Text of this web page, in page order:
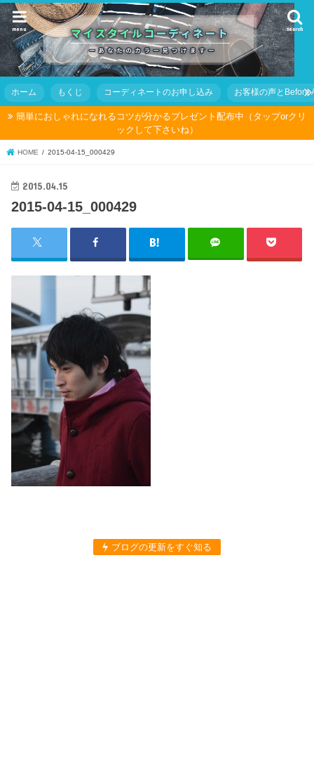
search
menu
ホーム もくじ コーディネートのお申し込み お客様の声とBefore
簡単におしゃれになれるコツが分かるプレゼント配布中（タップorクリ
ックして下さいね）
HOME 2015-04-15_000429
2015.04.15
2015-04-15_000429
ブログの更新をすぐ知る